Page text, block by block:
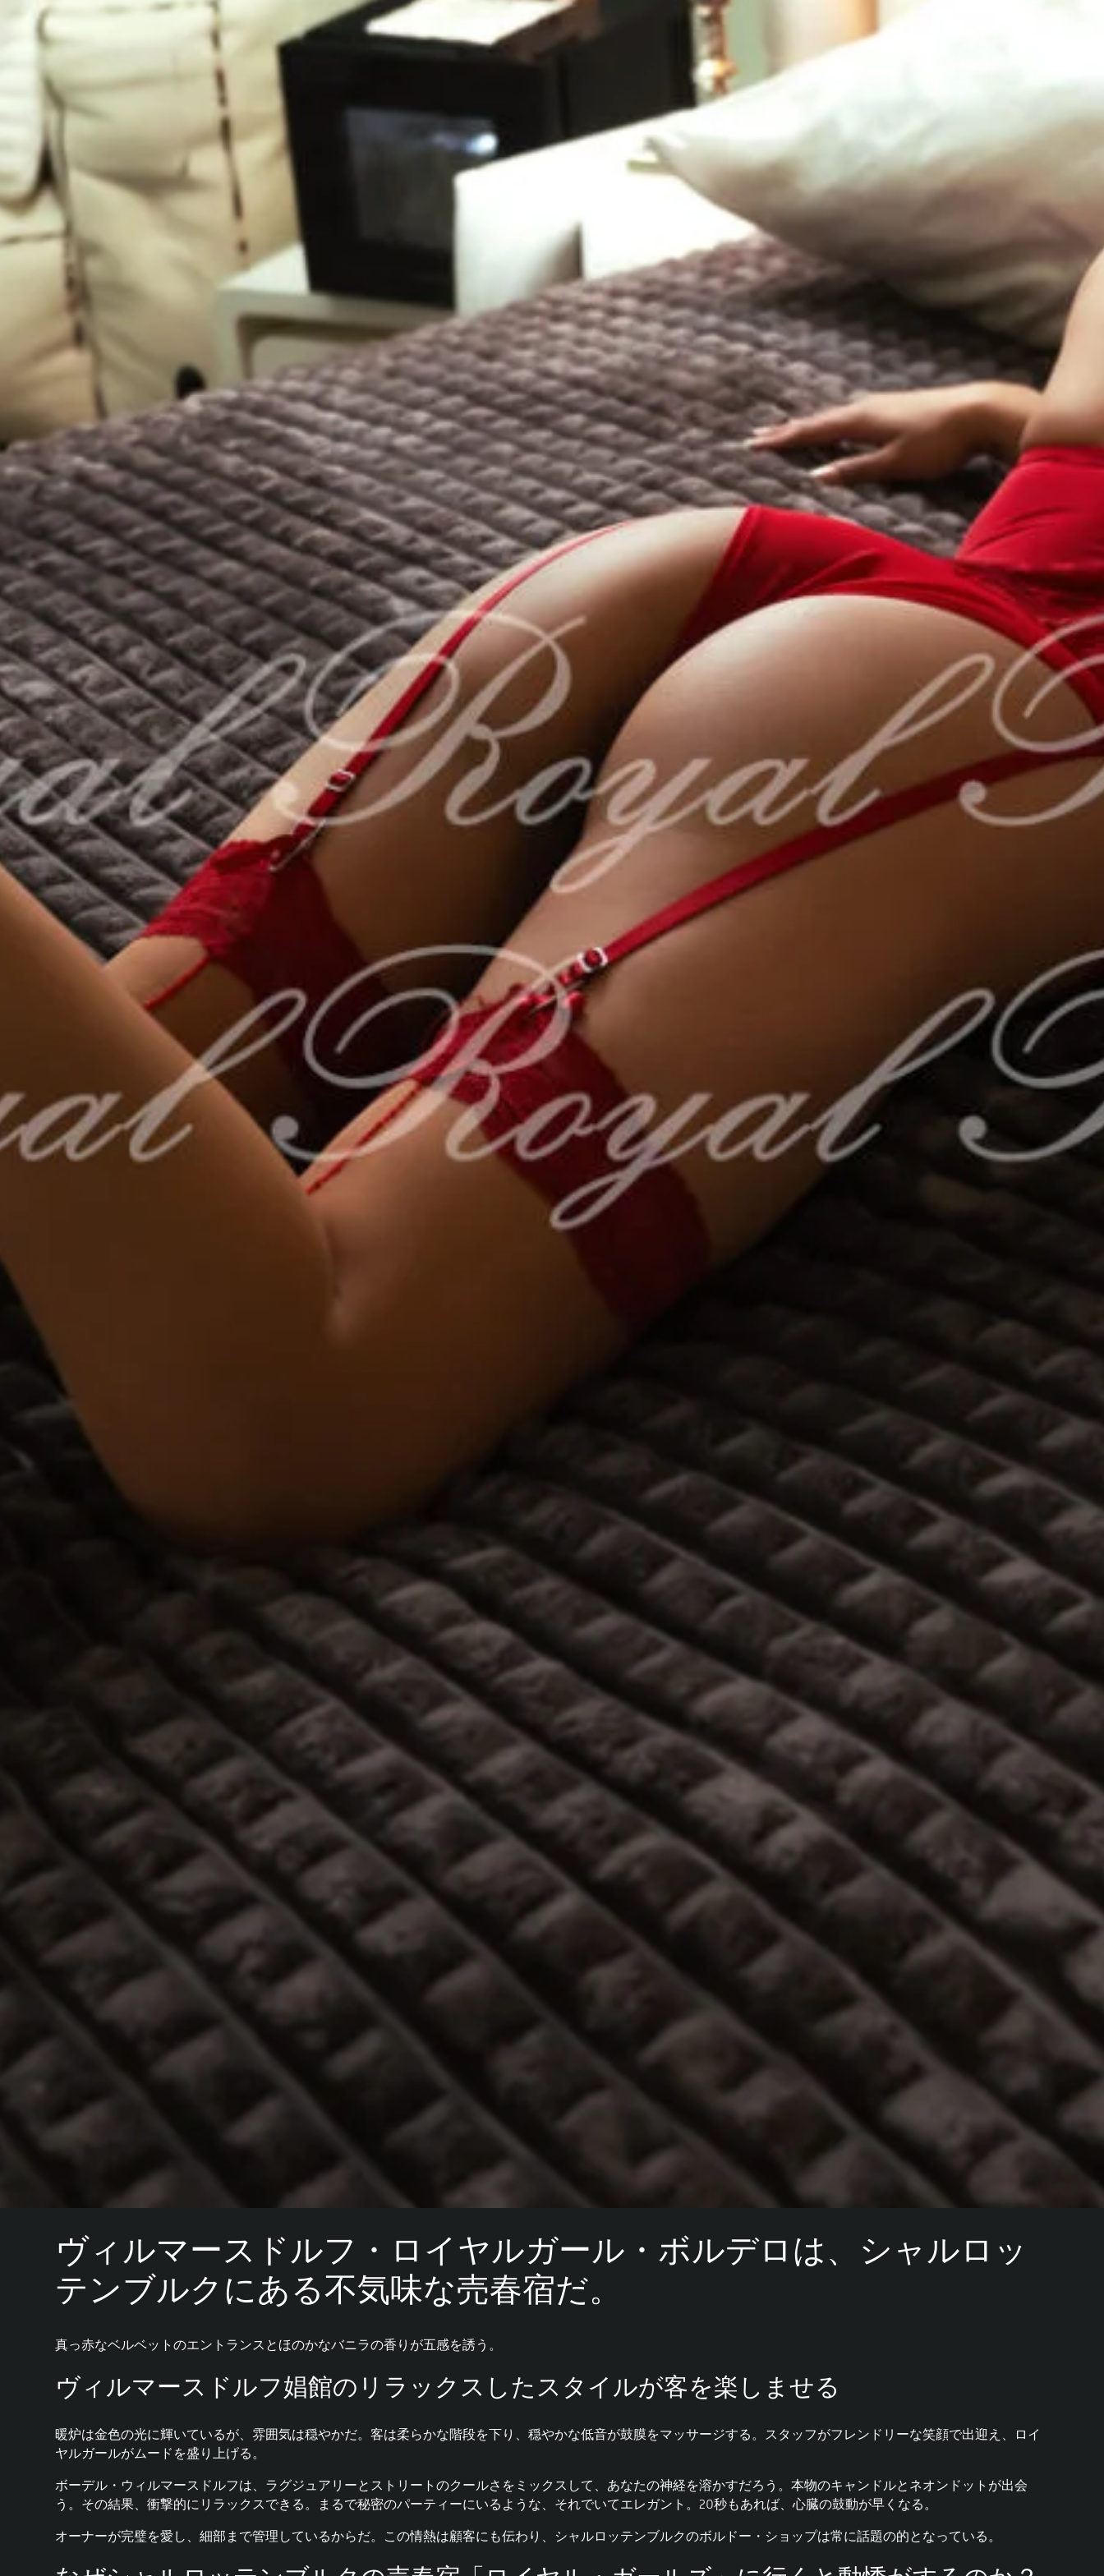
ヴィルマースドルフ・ロイヤルガール・ボルデロは、シャルロッ
テンブルクにある不気味な売春宿だ。
真っ赤なベルベットのエントランスとほのかなバニラの香りが五感を誘う。
ヴィルマースドルフ娼館のリラックスしたスタイルが客を楽しませる
暖炉は金色の光に輝いているが、雰囲気は穏やかだ。客は柔らかな階段を下り、穏やかな低音が鼓膜をマッサージする。スタッフがフレンドリーな笑顔で出迎え、ロイ
ヤルガールがムードを盛り上げる。
ボーデル・ウィルマースドルフは、ラグジュアリーとストリートのクールさをミックスして、あなたの神経を溶かすだろう。本物のキャンドルとネオンドットが出会
う。その結果、衝撃的にリラックスできる。まるで秘密のパーティーにいるような、それでいてエレガント。20秒もあれば、心臓の鼓動が早くなる。
オーナーが完璧を愛し、細部まで管理しているからだ。この情熱は顧客にも伝わり、シャルロッテンブルクのボルドー・ショップは常に話題の的となっている。